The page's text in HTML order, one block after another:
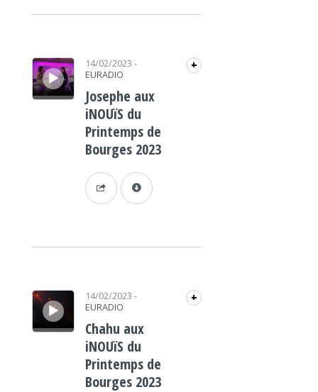
Lecteur audio 14/02/2023 -
EURADIO
+
Josephe aux
iNOUïS du
Printemps de
Bourges 2023
Lecteur audio 14/02/2023 -
EURADIO
+
Chahu aux
iNOUïS du
Printemps de
Bourges 2023